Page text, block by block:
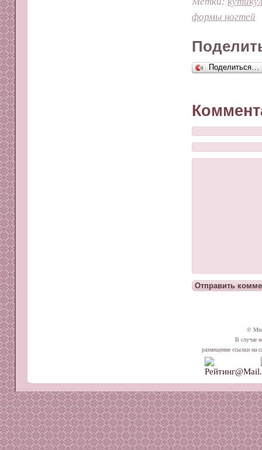
формы ногтей
Поделиться…
©
В случае
размещение ссылки на